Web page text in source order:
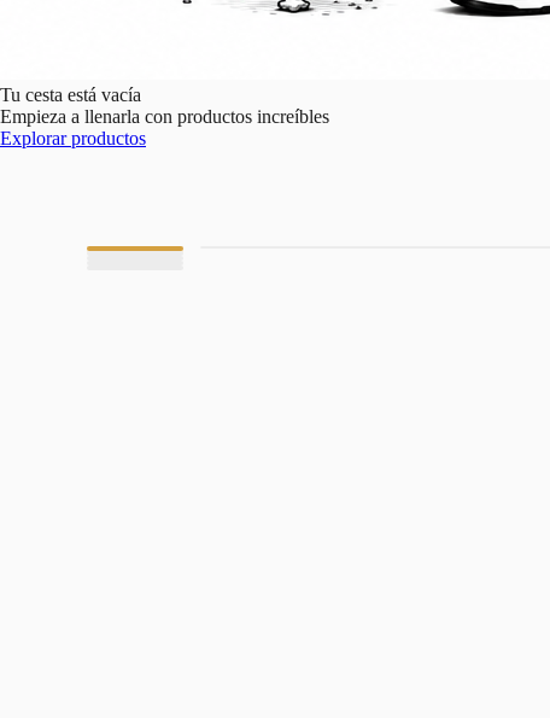
Tu cesta está vacía
Empieza a llenarla con productos increíbles
Explorar productos